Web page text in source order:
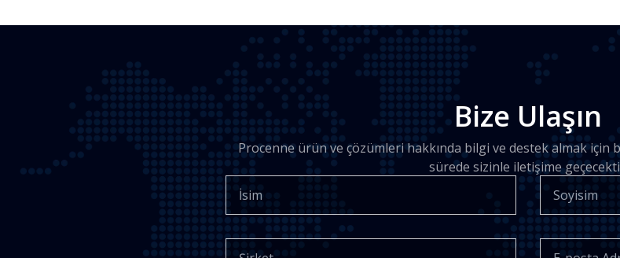
Bize Ulaşın
Procenne ürün ve çözümleri hakkında bilgi ve destek almak için
sürede sizinle iletişime